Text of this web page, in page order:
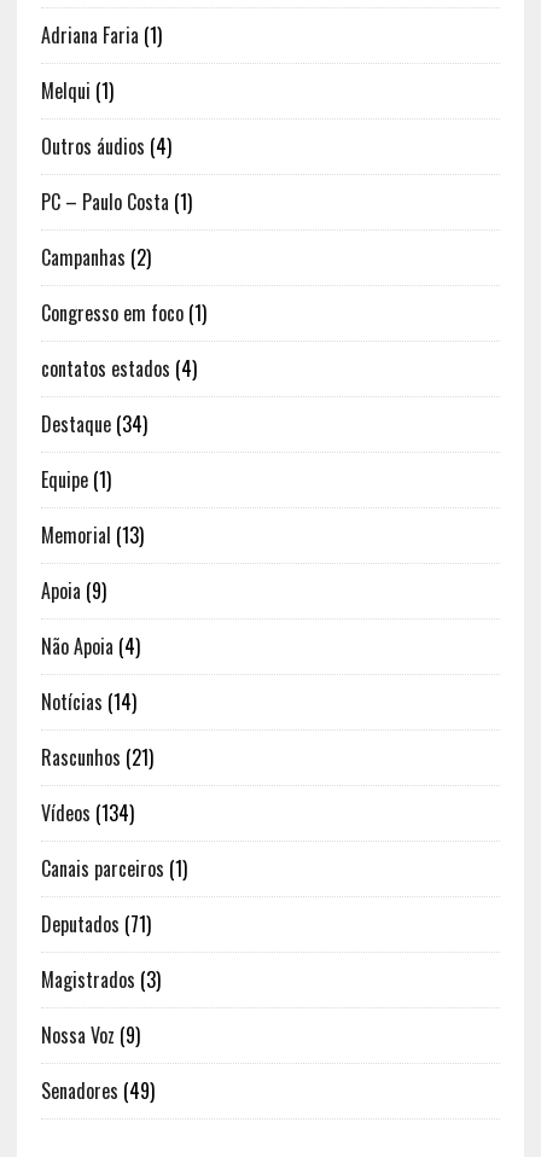
Adriana Faria (1)
Melqui (1)
Outros áudios (4)
PC – Paulo Costa (1)
Campanhas (2)
Congresso em foco(1)
contatos estados (4)
Destaque(34)
Equipe(1)
Memorial (13)
Apoia (9)
Não Apoia (4)
Notícias (14)
Rascunhos (21)
Vídeos (134)
Canais parceiros (1)
Deputados (71)
Magistrados (3)
Nossa Voz (9)
Senadores (49)